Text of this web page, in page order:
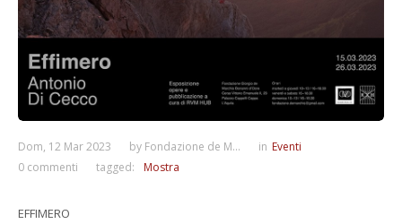
Dom, 12 Mar 2023 by Fondazione de M... in Eventi
0 commenti
tagged: Mostra
EFFIMERO